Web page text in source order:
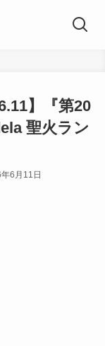
】『第20
聖火ラン
6月11日